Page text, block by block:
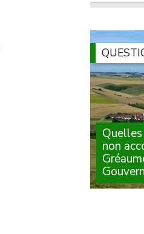
non
Lorsque